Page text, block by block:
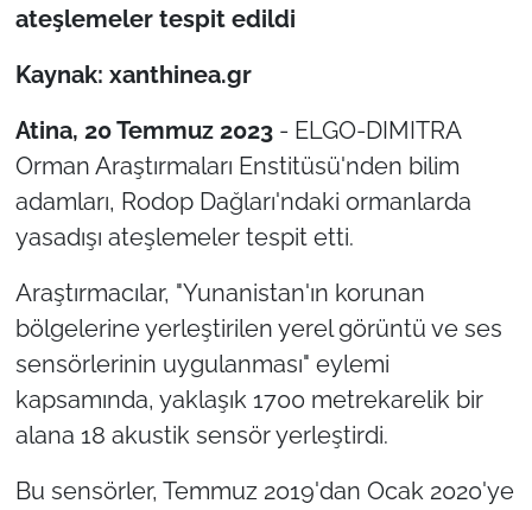
ateşlemeler tespit edildi
Kaynak: xanthinea.gr
Atina, 20 Temmuz 2023- ELGO-DIMITRA
Orman Araştırmaları Enstitüsü'nden bilim
adamları, Rodop Dağları'ndaki ormanlarda
yasadışı ateşlemeler tespit etti.
Araştırmacılar, "Yunanistan'ın korunan
bölgelerine yerleştirilen yerel görüntü ve ses
sensörlerinin uygulanması" eylemi
kapsamında, yaklaşık 1700 metrekarelik bir
alana 18 akustik sensör yerleştirdi.
Bu sensörler, Temmuz 2019'dan Ocak 2020'ye